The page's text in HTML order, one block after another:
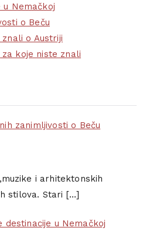
u Nemačkoj
o Beču
o Austriji
koje niste znali
zanimljivosti o Beču
i arhitektonskih
stilova. Stari […]
destinacije u Nemačkoj